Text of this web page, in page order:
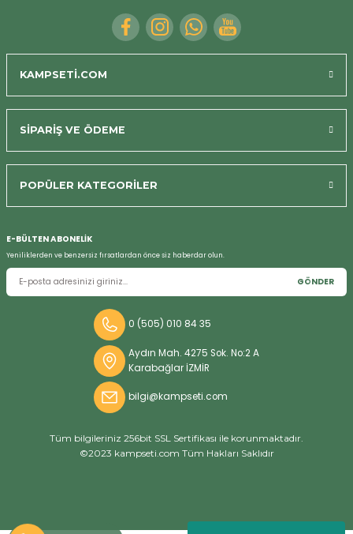
KAMPSETİ.COM
SİPARİŞ VE ÖDEME
POPÜLER KATEGORİLER
E-BÜLTEN ABONELİK
Yeniliklerden ve benzersiz fırsatlardan önce siz haberdar olun.
GÖNDER
0 (505) 010 84 35
Aydın Mah. 4275 Sok. No:2 A
Karabağlar İZMİR
bilgi@kampseti.com
Tüm bilgileriniz 256bit SSL Sertifikası ile korunmaktadır.
©2023 kampseti.com Tüm Hakları Saklıdır
Bizi Arayın